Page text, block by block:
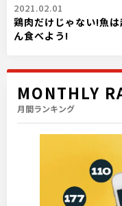
2021.02.01
鶏肉だけじゃない!魚
ん食べよう!
MONTHLY
月間ランキング